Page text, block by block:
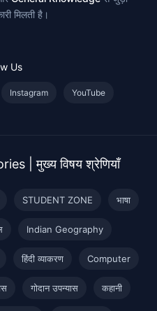
मिलती है।
Us
Instagram YouTube
| मुख्य विषय श्रेणियाँ
STUDENT ZONE भाषा
Indian Geography
हिंदी व्याकरण Computer
गोदान उपन्यास कहानी